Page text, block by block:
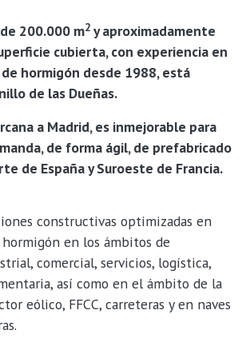
200.000 m2 y aproximadamente
cubierta, con experiencia en
hormigón desde 1988, está
de las Dueñas.
a Madrid, es inmejorable para
de forma ágil, de prefabricado
de España y Suroeste de Francia.
constructivas optimizadas en
en los ámbitos de
comercial, servicios, logística,
así como en el ámbito de la
eólico, FFCC, carreteras y en naves